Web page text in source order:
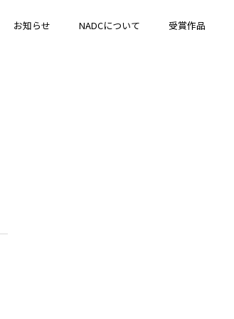
お知らせ NADCについて 受賞作品